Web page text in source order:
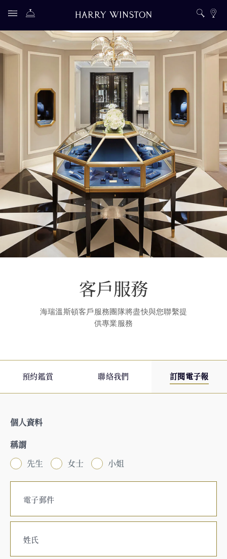
客戶服務
海瑞溫斯頓客戶服務團隊將盡快與您聯繫提
供專業服務
預約鑑賞 聯絡我們 訂閱電子報
個人資料
稱謂
先生
女士 小姐
電子郵件
姓氏